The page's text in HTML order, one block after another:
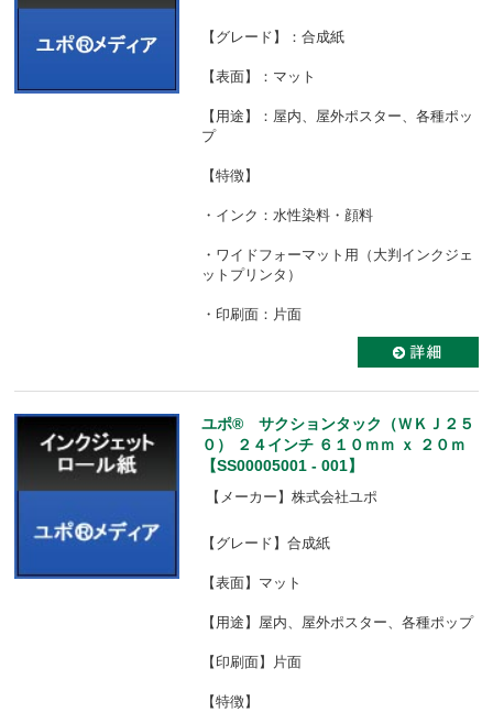
【グレード】：合成紙
【表面】：マット
【用途】：屋内、屋外ポスター、各種ポッ
プ
【特徴】
・インク：水性染料・顔料
・ワイドフォーマット用（大判インクジェ
ットプリンタ）
・印刷面：片面
ユポ® サクションタック（ＷＫＪ２５
０） ２４インチ ６１０ｍｍ ｘ ２０ｍ
【SS00005001 - 001】
【メーカー】株式会社ユポ
【グレード】合成紙
【表面】マット
【用途】屋内、屋外ポスター、各種ポップ
【印刷面】片面
【特徴】